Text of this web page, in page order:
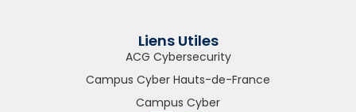
Liens Utiles
ACG Cybersecurity
Campus Cyber Hauts-de-France
Campus Cyber